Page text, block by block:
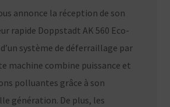
annonce la réception de son
rapide Doppstadt AK 560 Eco-
système de déferraillage par
machine combine puissance et
polluantes grâce à son
génération. De plus, les